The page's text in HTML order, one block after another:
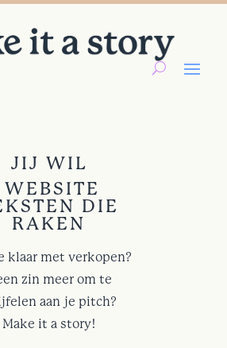
JIJ WIL
WEBSITE
DIE
RAKEN
klaar met verkopen?
zin meer om te
aan je pitch?
Make it a story!